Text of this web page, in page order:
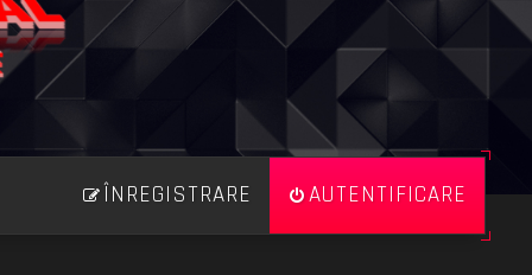
AUTENTIFICARE
ÎNREGISTRARE